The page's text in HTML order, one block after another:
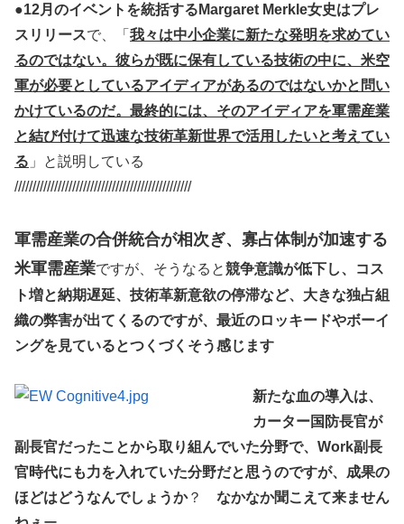
●12月のイベントを統括するMargaret Merkle女史はプレ
スリリースで、「 我々は中小企業に新たな発明を求めてい
るのではない。彼らが既に保有している技術の中に、米空
軍が必要としているアイディアがあるのではないかと問い
かけているのだ。最終的には、そのアイディアを軍需産業
と結び付けて迅速な技術革新世界で活用したいと考えてい
る 」と説明している
/////////////////////////////////////////////////
軍需産業の合併統合が相次ぎ、寡占体制が加速する
米軍需産業ですが、そうなると競争意識が低下し、コス
ト増と納期遅延、技術革新意欲の停滞など、大きな独占組
織の弊害が出てくるのですが、最近のロッキードやボーイ
ングを見ているとつくづくそう感じます
新たな血の導入は、
カーター国防長官が
副長官だったことから取り組んでいた分野で、Work副長
官時代にも力を入れていた分野だと思うのですが、成果の
ほどはどうなんでしょうか？ なかなか聞こえて来ません